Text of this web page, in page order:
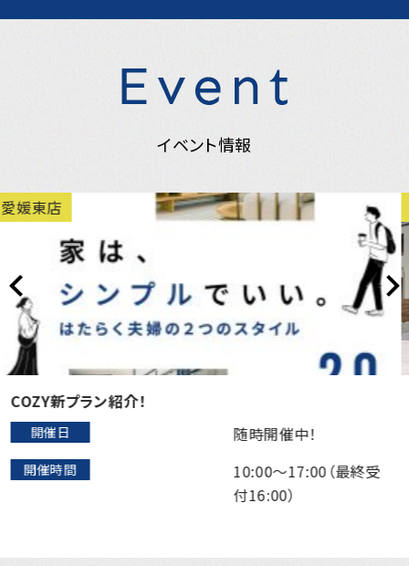
イベント情報
愛媛東店
24帖LDKで解放感を楽しむ26坪の平屋
開催日 7/25(土)～8/9(日)
開催時間 10:00-17:00